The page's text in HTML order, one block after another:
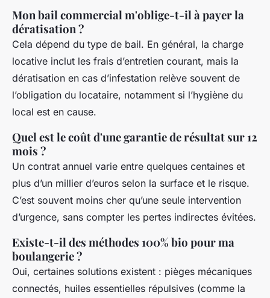
Mon bail commercial m'oblige-t-il à payer la
dératisation ?
Cela dépend du type de bail. En général, la charge
locative inclut les frais d’entretien courant, mais la
dératisation en cas d’infestation relève souvent de
l’obligation du locataire, notamment si l’hygiène du
local est en cause.
Quel est le coût d'une garantie de résultat sur 12
mois ?
Un contrat annuel varie entre quelques centaines et
plus d’un millier d’euros selon la surface et le risque.
C’est souvent moins cher qu’une seule intervention
d’urgence, sans compter les pertes indirectes évitées.
Existe-t-il des méthodes 100% bio pour ma
boulangerie ?
Oui, certaines solutions existent : pièges mécaniques
connectés, huiles essentielles répulsives (comme la